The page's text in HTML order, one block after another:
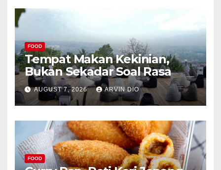
FOOD
Tempat Makan Kekinian,
Bukan Sekadar Soal Rasa
AUGUST 7, 2026 ARVIN DIO
FOOD